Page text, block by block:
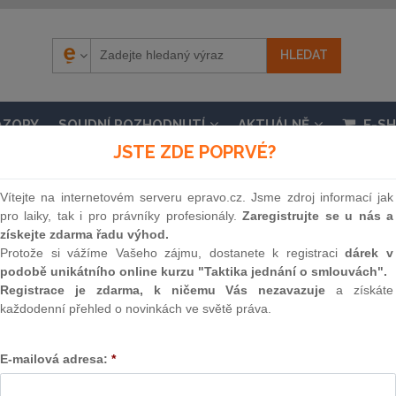
SOUDNÍ ROZHODNUTÍ AKTUÁLNĚ E-
č. 182/2006 Sb., o úpadku a způsobech jeho
č. 312/2006 Sb., o insolvenčních správcích,
1. 1. 2014, částka 112 / 2013
JSTE ZDE POPRVÉ?
Vítejte na internetovém serveru epravo.cz. Jsme zdroj informací jak
pro laiky, tak i pro právníky profesionály.Zaregistrujte se u nás a
získejte zdarma řadu výhod.
Protože si vážíme Vašeho zájmu, dostanete k registracidárek v
podobě unikátního online kurzu "Taktika jednání o smlouvách".
Registrace je zdarma, k ničemu Vás nezavazuje a získáte
každodenní přehled o novinkách ve světě práva.
E-mailová adresa: *